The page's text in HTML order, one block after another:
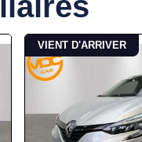
VIENT D'ARRIVER